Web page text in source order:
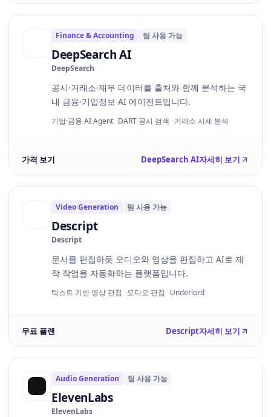
Finance & Accounting 팀 사용 가능
DeepSearch AI
DeepSearch
공시·거래소·재무 데이터를 출처와 함께 분석하는 국
내 금융·기업정보 AI 에이전트입니다.
기업·금융 AI Agent DART 공시 검색 거래소 시세 분석
가격 보기 DeepSearch AI자세히 보기
Video Generation 팀 사용 가능
Descript
Descript
문서를 편집하듯 오디오와 영상을 편집하고 AI로 제
작 작업을 자동화하는 플랫폼입니다.
텍스트 기반 영상 편집 오디오 편집 Underlord
무료 플랜 Descript자세히 보기
Audio Generation 팀 사용 가능
ElevenLabs
ElevenLabs